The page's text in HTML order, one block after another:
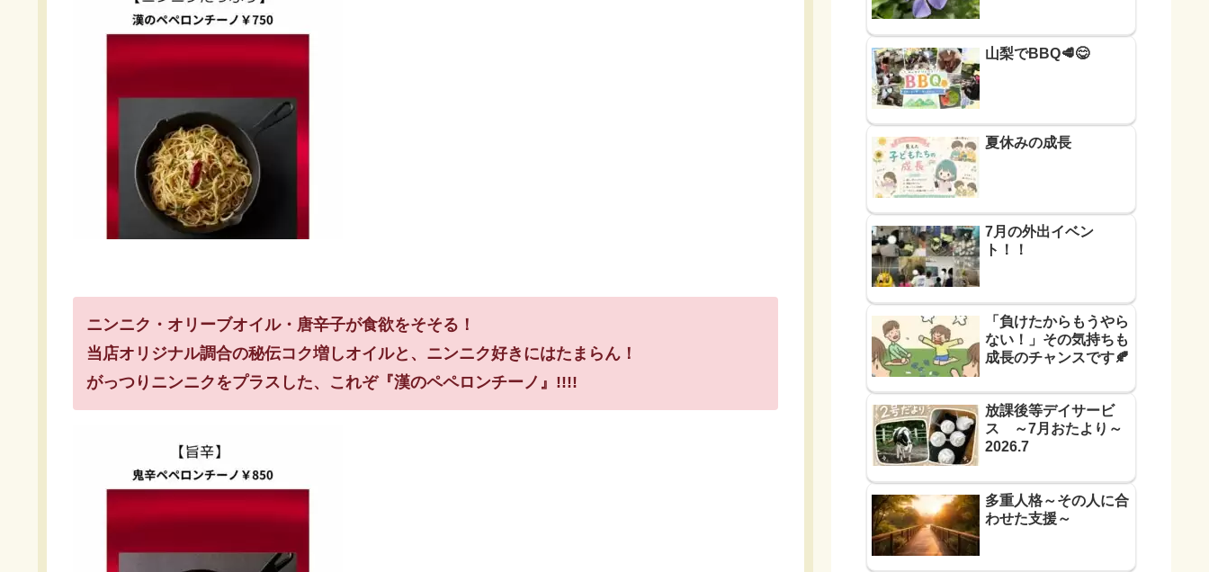
ニンニク・オリーブオイル・唐辛子が食欲をそそる！
当店オリジナル調合の秘伝コク増しオイルと、ニンニク好きにはたまらん！
がっつりニンニクをプラスした、これぞ『漢のペペロンチーノ』!!!!
山梨でBBQ🥩😋
夏休みの成長
7月の外出イベン
ト！！
「負けたからもうやら
ない！」その気持ちも
成長のチャンスです🍂
放課後等デイサービ
ス ～7月おたより～
2026.7
多重人格～その人に合
わせた支援～